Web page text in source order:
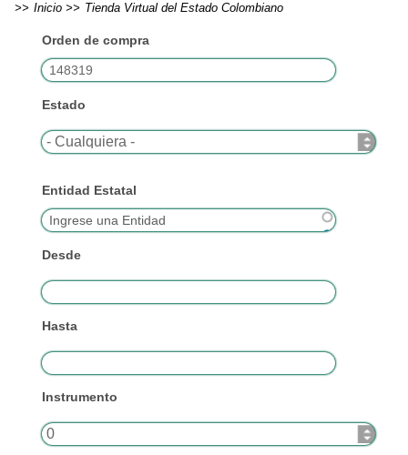
Inicio Tienda Virtual del Estado Colombiano
Orden de compra
Estado
Entidad Estatal
Desde
Hasta
Instrumento